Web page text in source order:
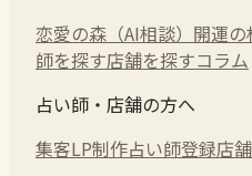
恋愛の森（AI相談） 開運の
師を探す店舗を探すコラム
占い師・店舗の方へ
集客LP制作占い師登録店